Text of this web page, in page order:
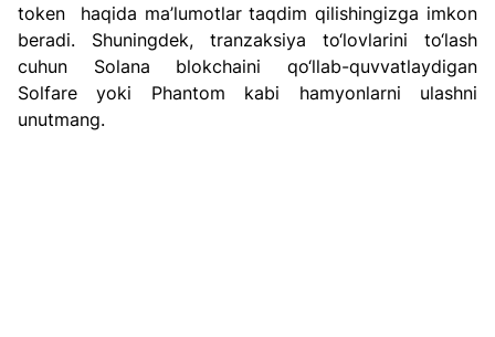
token  haqida ma’lumotlar taqdim qilishingizga imkon
beradi. Shuningdek, tranzaksiya to‘lovlarini to‘lash
cuhun Solana blokchaini qo‘llab-quvvatlaydigan
Solfare yoki Phantom kabi hamyonlarni ulashni
unutmang.